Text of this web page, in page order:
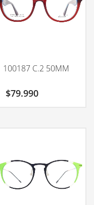
100187 C.2 50MM
$79.990